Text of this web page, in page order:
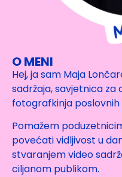
O MENI
Hej, ja sam Maja
sadržaja, savjetnica za
fotografkinja
Pomažem
povećati vidljivost u
stvaranjem video
ciljanom publikom.